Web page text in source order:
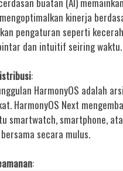
kinerja
pengaturan seperti
dan intuitif seiring waktu.
:
HarmonyOS adalah
HarmonyOS Next
smartwatch, smartphone,
secara mulus.
: